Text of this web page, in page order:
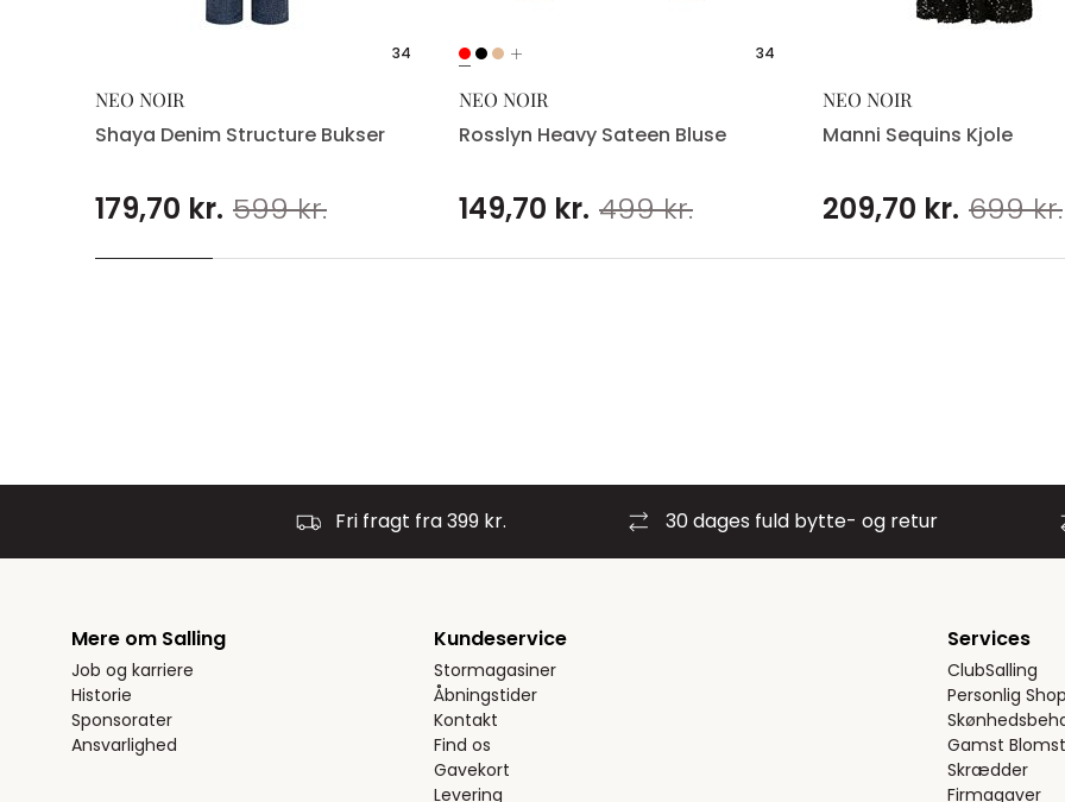
34
NEO NOIR
Shaya Denim Structure Bukser
179,70 kr. 599 kr.
34
NEO NOIR
Rosslyn Heavy Sateen Bluse
149,70 kr. 499 kr.
NEO NOIR
Manni Sequins Kjole
209,70 kr. 699 kr.
Fri fragt fra 399 kr. 30 dages fuld bytte- og retur
Mere om Salling
Job og karriere
Historie
Sponsorater
Ansvarlighed
Kundeservice
Stormagasiner
Åbningstider
Kontakt
Find os
Gavekort
Levering
Services
ClubSalling
Personlig
Gamst
Skrædder
Firmagaver